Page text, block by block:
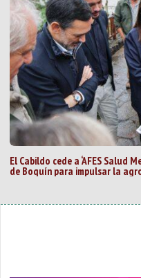
El Cabildo cede a ‘AFES Salud
de Boquín para impulsar la